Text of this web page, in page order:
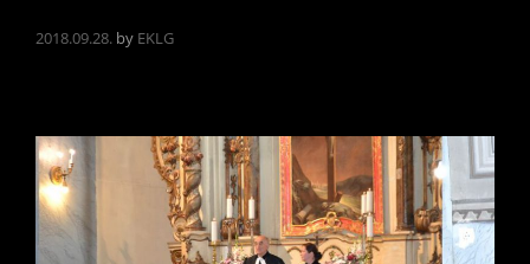
2018.09.28. by EKLG